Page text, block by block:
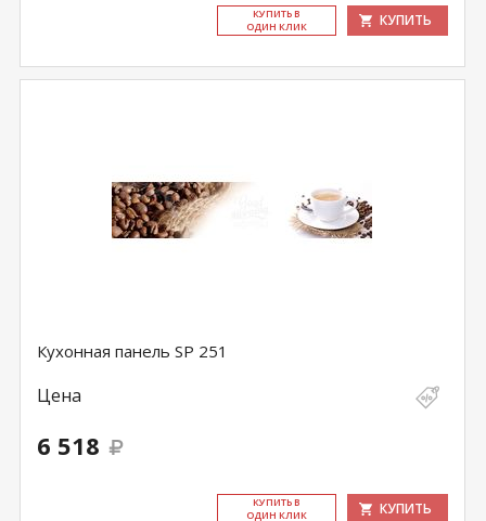
КУ­ПИТЬ В
ОДИН КЛИК
КУПИТЬ
Кухонная панель SP 251
Цена
6 518
КУ­ПИТЬ В
ОДИН КЛИК
КУПИТЬ